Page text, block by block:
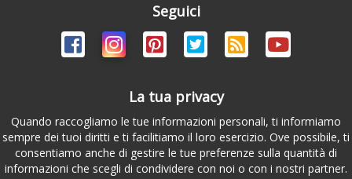
Seguici
La tua privacy
Quando raccogliamo le tue informazioni personali, ti informiamo
sempre dei tuoi diritti e ti facilitiamo il loro esercizio. Ove possibile, ti
consentiamo anche di gestire le tue preferenze sulla quantità di
informazioni che scegli di condividere con noi o con i nostri partner.